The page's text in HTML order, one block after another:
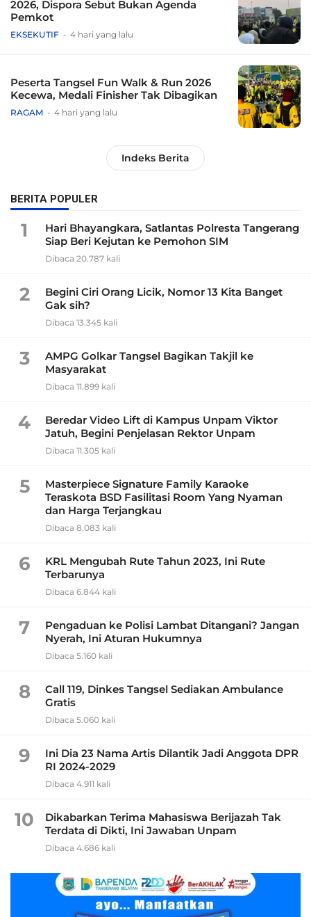
2026, Dispora Sebut Bukan Agenda
Pemkot
EKSEKUTIF 4 hari yang lalu
Peserta Tangsel Fun Walk & Run 2026
Kecewa, Medali Finisher Tak Dibagikan
RAGAM 4 hari yang lalu
Indeks Berita
BERITA POPULER
1
Hari Bhayangkara, Satlantas Polresta Tangerang
Siap Beri Kejutan ke Pemohon SIM
Dibaca 20.787 kali
2
Begini Ciri Orang Licik, Nomor 13 Kita Banget
Gak sih?
Dibaca 13.345 kali
3
AMPG Golkar Tangsel Bagikan Takjil ke
Masyarakat
Dibaca 11.899 kali
4
Beredar Video Lift di Kampus Unpam Viktor
Jatuh, Begini Penjelasan Rektor Unpam
Dibaca 11.305 kali
5
Masterpiece Signature Family Karaoke
Teraskota BSD Fasilitasi Room Yang Nyaman
dan Harga Terjangkau
Dibaca 8.083 kali
6
KRL Mengubah Rute Tahun 2023, Ini Rute
Terbarunya
Dibaca 6.844 kali
7
Pengaduan ke Polisi Lambat Ditangani? Jangan
Nyerah, Ini Aturan Hukumnya
Dibaca 5.160 kali
8
Call 119, Dinkes Tangsel Sediakan Ambulance
Gratis
Dibaca 5.060 kali
9
Ini Dia 23 Nama Artis Dilantik Jadi Anggota DPR
RI 2024-2029
Dibaca 4.911 kali
10
Dikabarkan Terima Mahasiswa Berijazah Tak
Terdata di Dikti, Ini Jawaban Unpam
Dibaca 4.686 kali